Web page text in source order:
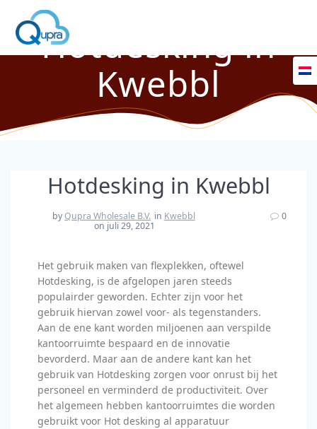
Hotdesking in
Kwebbl
Hotdesking in Kwebbl
byQupra Wholesale B.V. in Kwebbl
on juli 29, 2021
0
Het gebruik maken van flexplekken, oftewel
Hotdesking, is de afgelopen jaren steeds
populairder geworden. Echter zijn voor het
gebruik hiervan zowel voor- als tegenstanders.
Aan de ene kant worden miljoenen aan verspilde
kantoorruimte bespaard en de innovatie
bevorderd. Maar aan de andere kant kan het
gebruik van Hotdesking zorgen voor onrust bij het
personeel en verminderd de productiviteit. Over
het algemeen hebben kantoorruimtes die worden
gebruikt voor Hot desking al apparatuur